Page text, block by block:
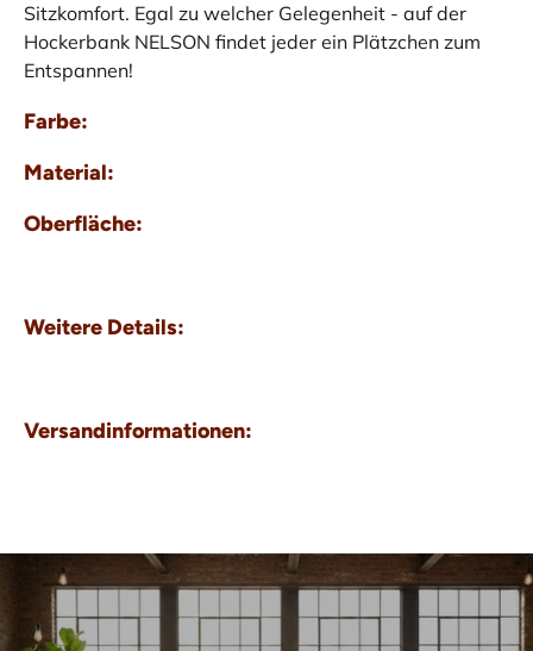
Sitzkomfort. Egal zu welcher Gelegenheit - auf der
Hockerbank NELSON findet jeder ein Plätzchen zum
Entspannen!
Farbe:
Material:
Oberfläche:
Weitere Details:
Versandinformationen: